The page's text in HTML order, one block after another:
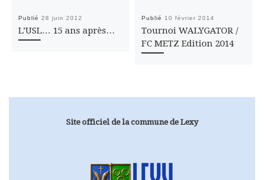
Publié 28 juin 2012
L’USL… 15 ans après…
Publié 10 février 2014
Tournoi WALYGATOR /
FC METZ Edition 2014
Site officiel de la commune de Lexy